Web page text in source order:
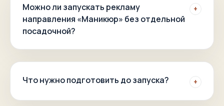
Можно ли запускать рекламу
направления «Маникюр» без отдельной
посадочной?
+
Что нужно подготовить до запуска? +